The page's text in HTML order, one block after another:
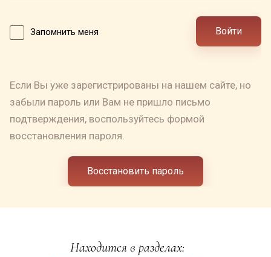
Запомнить меня Войти
Если Вы уже зарегистрированы на нашем сайте, но
забыли пароль или Вам не пришло письмо
подтверждения, воспользуйтесь формой
восстановления пароля.
Восстановить пароль
Находится в разделах: